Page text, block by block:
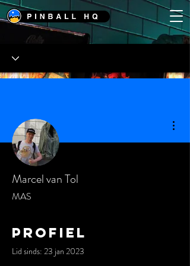
Marcel van Tol
MAS
Profiel
Lid sinds: 23 jan 2023